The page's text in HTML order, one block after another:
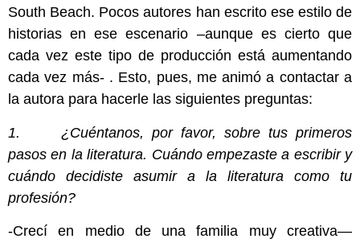
South Beach. Pocos autores han escrito ese estilo de
historias en ese escenario –aunque es cierto que
cada vez este tipo de producción está aumentando
cada vez más- . Esto, pues, me animó a contactar a
la autora para hacerle las siguientes preguntas:
1. ¿Cuéntanos, por favor, sobre tus primeros
pasos en la literatura. Cuándo empezaste a escribir y
cuándo decidiste asumir a la literatura como tu
profesión?
-Crecí en medio de una familia muy creativa—